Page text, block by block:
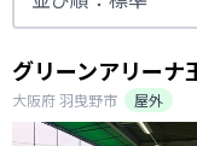
グリーンアリーナ
大阪府羽曳野市
屋外